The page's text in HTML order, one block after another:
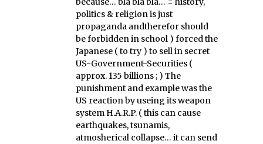
politics & religion is just
propaganda andtherefor should
be forbidden in school ) forced the
Japanese ( to try ) to sell in secret
US-Government-Securities (
approx. 135 billions ; ) The
punishment and example was the
US reaction by useing its weapon
system H.A.R.P. ( this can cause
earthquakes, tsunamis,
atmosherical collapse… it can send